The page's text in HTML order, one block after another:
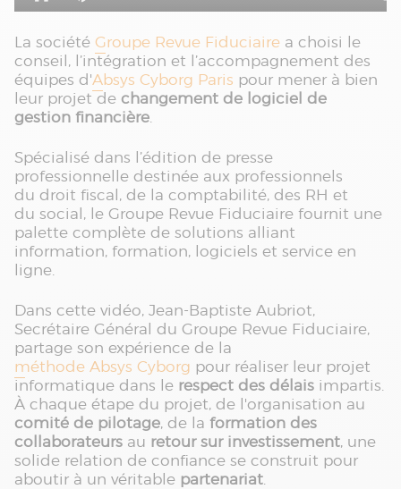
La société Groupe Revue Fiduciaire a choisi le
conseil, l’intégration et l’accompagnement des
équipes d'Absys Cyborg Paris pour mener à bien
leur projet de changement de logiciel de
gestion financière.
Spécialisé dans l’édition de presse
professionnelle destinée aux professionnels
du droit fiscal, de la comptabilité, des RH et
du social, le Groupe Revue Fiduciaire fournit une
palette complète de solutions alliant
information, formation, logiciels et service en
ligne.
Dans cette vidéo, Jean-Baptiste Aubriot,
Secrétaire Général du Groupe Revue Fiduciaire,
partage son expérience de la
méthode Absys Cyborg pour réaliser leur projet
informatique dans le respect des délais impartis.
À chaque étape du projet, de l'organisation au
comité de pilotage, de la formation des
collaborateurs au retour sur investissement, une
solide relation de confiance se construit pour
aboutir à un véritable partenariat.